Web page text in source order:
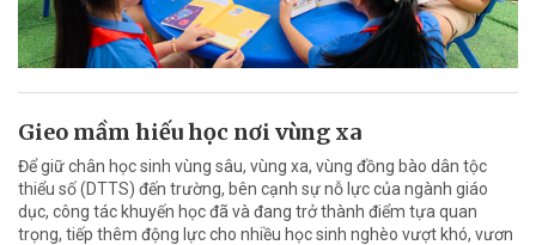
Gieo mầm hiếu học nơi vùng xa
Để giữ chân học sinh vùng sâu, vùng xa, vùng đồng bào dân tộc
thiểu số (DTTS) đến trường, bên cạnh sự nỗ lực của ngành giáo
dục, công tác khuyến học đã và đang trở thành điểm tựa quan
trọng, tiếp thêm động lực cho nhiều học sinh nghèo vượt khó, vươn